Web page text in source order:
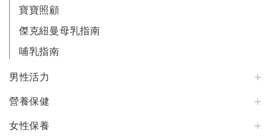
寶寶照顧
傑克紐曼母乳指南
哺乳指南
男性活力
營養保健
女性保養